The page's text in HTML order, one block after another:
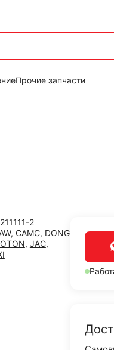
Прочие запчасти
2
, CAMC, DONG
, JAC,